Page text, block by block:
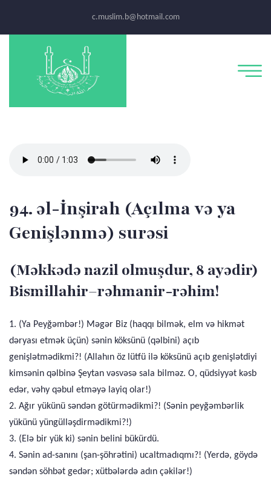
c.muslim.b@hotmail.com
94. əl-İnşirah (Açılma və ya
Genişlənmə) surəsi
(Məkkədə nazil olmuşdur, 8 ayədir)
Bismillahir–rəhmanir-rəhim!
1. (Ya Peyğəmbər!) Məgər Biz (haqqı bilmək, elm və hikmət
dəryası etmək üçün) sənin köksünü (qəlbini) açıb
genişlətmədikmi?! (Allahın öz lütfü ilə köksünü açıb genişlətdiyi
kimsənin qəlbinə Şeytan vəsvəsə sala bilməz. O, qüdsiyyət kəsb
edər, vəhy qəbul etməyə layiq olar!)
2. Ağır yükünü səndən götürmədikmi?! (Sənin peyğəmbərlik
yükünü yüngülləşdirmədikmi?!)
3. (Elə bir yük ki) sənin belini bükürdü.
4. Sənin ad-sanını (şan-şöhrətini) ucaltmadıqmı?! (Yerdə, göydə
səndən söhbət gedər; xütbələrdə adın çəkilər!)